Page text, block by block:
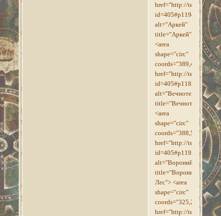
href="http://
id=405#p1194"
alt="Аркей"
title="Аркей">
<area
shape="circ"
coords="389,475,17"
href="http://
id=405#p1183"
alt="Вечнотень"
title="Вечнотень">
<area
shape="circ"
coords="388,507,9"
href="http://
id=405#p1193"
alt="Вороний_Лес"
title="Вороний
Лес"> <area
shape="circ"
coords="325,245,18"
href="http://